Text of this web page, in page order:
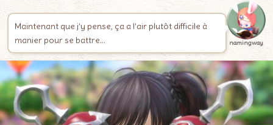
Maintenant que j’y pense, ça a l’air plutôt difficile à
manier pour se battre…
namingway